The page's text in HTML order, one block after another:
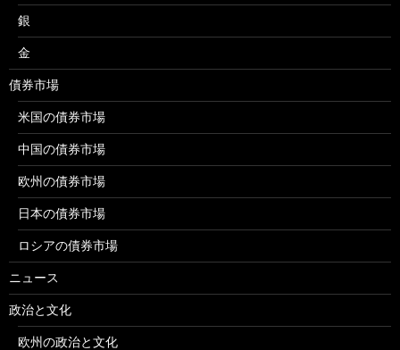
銀
金
債券市場
米国の債券市場
中国の債券市場
欧州の債券市場
日本の債券市場
ロシアの債券市場
ニュース
政治と文化
欧州の政治と文化